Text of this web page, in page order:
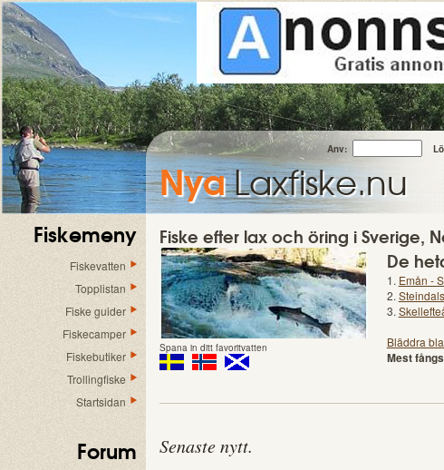
Fiskemeny
Fiskevatten
Topplistan
Fiske guider
Fiskecamper
Fiskebutiker
Trollingfiske
Startsidan
Forum
Anv:
NyaLaxfiske.nu
Fiske efter lax och öring i Sverige,
Spana in ditt favoritvatten
De
1. Emån -
2.
3.
Bläddra
Mest
Senaste nytt.